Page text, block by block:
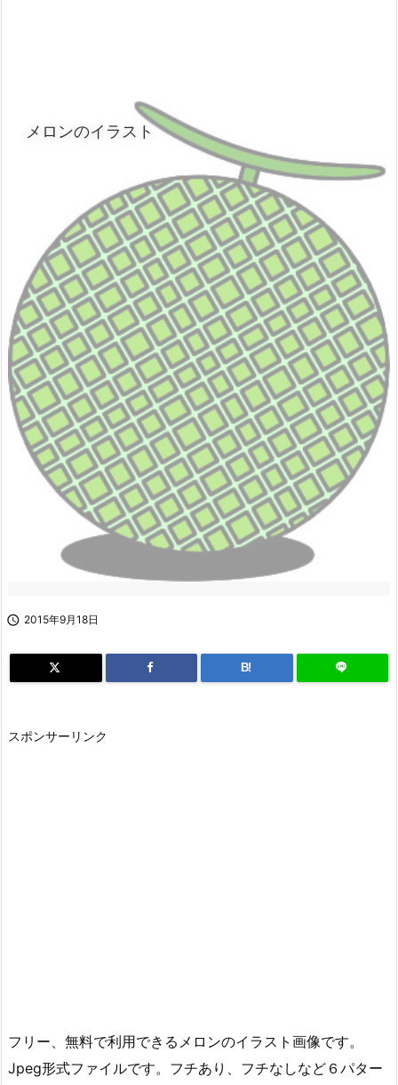
メロンのイラスト
 2015年9月18日
B!
スポンサーリンク
フリー、無料で利用できるメロンのイラスト画像です。
Jpeg形式ファイルです。フチあり、フチなしなど６パター